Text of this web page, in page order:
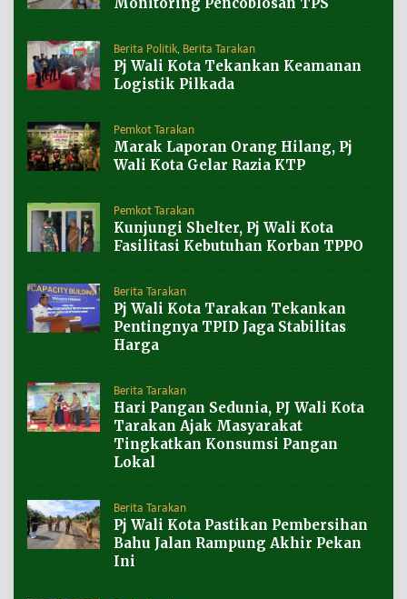
Berita Politik Berita Tarakan
Pj Wali Kota Tekankan Keamanan
Logistik Pilkada
Pemkot Tarakan
Marak Laporan Orang Hilang, Pj
Wali Kota Gelar Razia KTP
Pemkot Tarakan
Kunjungi Shelter, Pj Wali Kota
Fasilitasi Kebutuhan Korban TPPO
Berita Tarakan
Pj Wali Kota Tarakan Tekankan
Pentingnya TPID Jaga Stabilitas
Harga
Berita Tarakan
Hari Pangan Sedunia, PJ Wali Kota
Tarakan Ajak Masyarakat
Tingkatkan Konsumsi Pangan
Lokal
Berita Tarakan
Pj Wali Kota Pastikan Pembersihan
Bahu Jalan Rampung Akhir Pekan
Ini